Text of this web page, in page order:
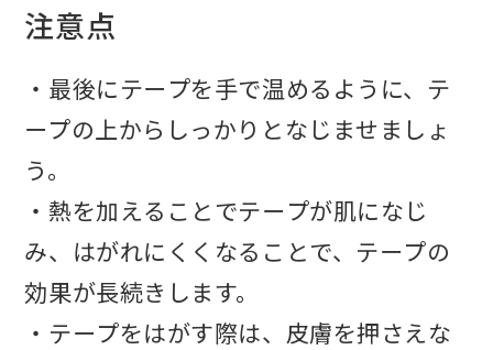
注意点
・最後にテープを手で温めるように、テ
ープの上からしっかりとなじませましょ
う。
・熱を加えることでテープが肌になじ
み、はがれにくくなることで、テープの
効果が長続きします。
・テープをはがす際は、皮膚を押さえな